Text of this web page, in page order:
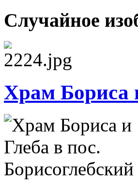
Случайное
Храм Бориса